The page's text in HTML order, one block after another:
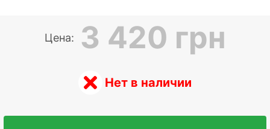
Цена: 3 420 грн
Нет в наличии